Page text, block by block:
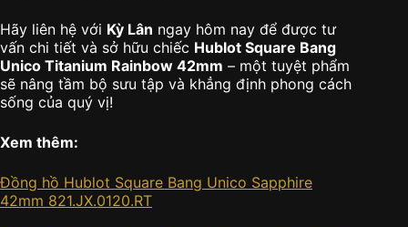
Hãy liên hệ với Kỳ Lân ngay hôm nay để được tư
vấn chi tiết và sở hữu chiếc Hublot Square Bang
Unico Titanium Rainbow 42mm – một tuyệt phẩm
sẽ nâng tầm bộ sưu tập và khẳng định phong cách
sống của quý vị!
Xem thêm:
Đồng hồ Hublot Square Bang Unico Sapphire
42mm 821.JX.0120.RT